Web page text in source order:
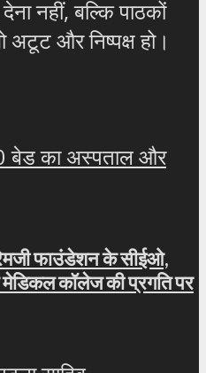
नहीं, बल्कि पाठकों
और निष्पक्ष हो।
फाउंडेशन के सीईओ,
कॉलेज की प्रगति पर